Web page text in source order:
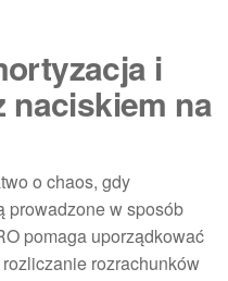
i
naciskiem na
o chaos, gdy
prowadzone w sposób
pomaga uporządkować
rozrachunków